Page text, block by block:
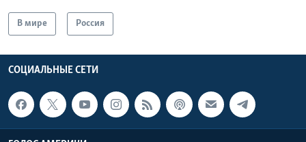
В мире Россия
СОЦИАЛЬНЫЕ СЕТИ